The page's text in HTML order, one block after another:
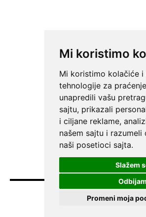
Mi koristimo
Mi koristimo kolačiće i
tehnologije za
unapredili vašu
sajtu, prikazali
i ciljane reklame,
našem sajtu i razumeli
naši posetioci sajta.
Slažem
Odbijam
Promeni moja